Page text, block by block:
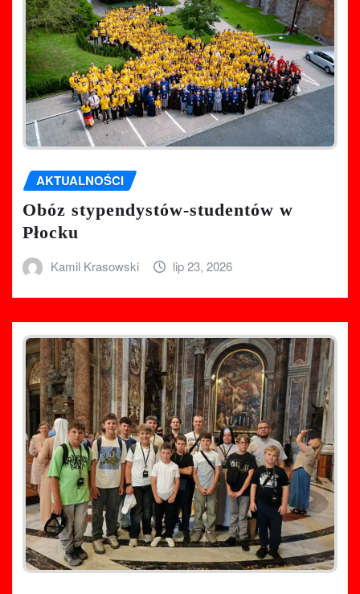
AKTUALNOŚCI
Obóz stypendystów-studentów w
Płocku
Kamil Krasowski lip 23, 2026